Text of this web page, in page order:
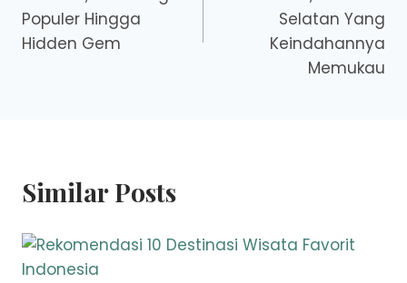
Populer Hingga
Hidden Gem
Selatan Yang
Keindahannya
Memukau
Similar Posts